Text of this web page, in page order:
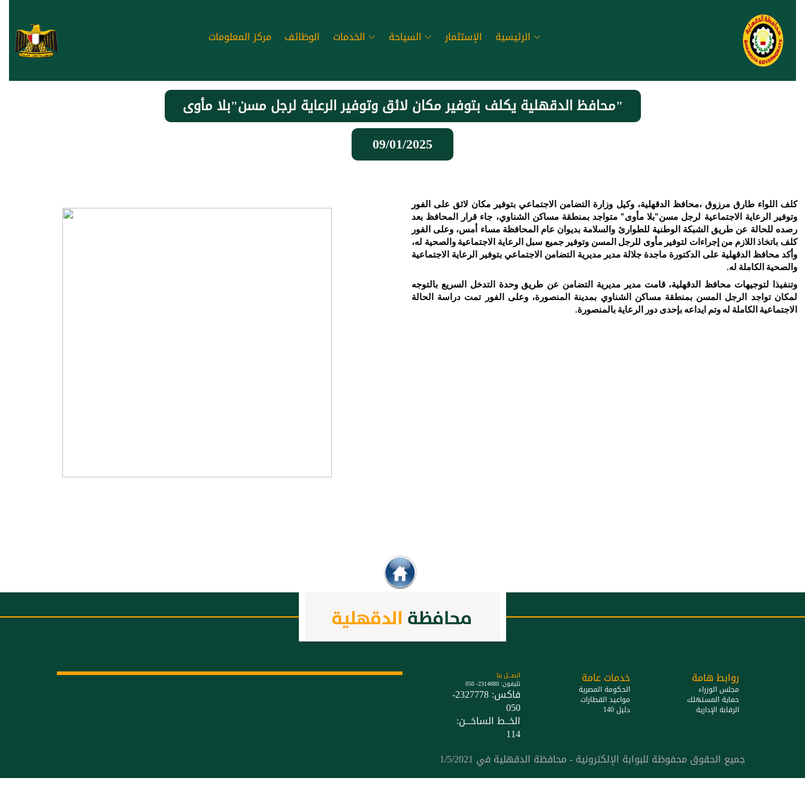
مركز المعلومات الوظائف الخدمات السياحة الإستثمار الرئيسية
محافظ الدقهلية يكلف بتوفير مكان لائق وتوفير الرعاية لرجل مسن"بلا مأوى"
09/01/2025
كلف اللواء طارق مرزوق ،محافظ الدقهلية، وكيل وزارة التضامن الاجتماعي بتوفير مكان لائق على الفور
وتوفير الرعاية الاجتماعية لرجل مسن"بلا مأوى" متواجد بمنطقة مساكن الشناوي، جاء قرار المحافظ بعد
رصده للحالة عن طريق الشبكة الوطنية للطوارئ والسلامة بديوان عام المحافظة مساء أمس، وعلى الفور
كلف باتخاذ اللازم من إجراءات لتوفير مأوى للرجل المسن وتوفيرجميع سبل الرعاية الاجتماعية والصحية له،
وأكد محافظ الدقهلية على الدكتورة ماجدة جلالة مدير مديرية التضامن الاجتماعي بتوفير الرعاية الاجتماعية
والصحية الكاملة له.
وتنفيذا لتوجيهات محافظ الدقهلية، قامت مدير مديرية التضامن عن طريق وحدة التدخل السريع بالتوجه
لمكان تواجد الرجل المسن بمنطقة مساكن الشناوي بمدينة المنصورة، وعلى الفور تمت دراسة الحالة
الاجتماعية الكاملة له وتم ايداعه بإحدى دور الرعاية بالمنصورة.
روابط هامة
مجلس الوزراء
حماية المستهلك
الرقابة الإدارية
خدمات عامة
الحكومة المصرية
مواعيد القطارات
دليل 140
اتصـــل بنا
تليفون: 2314880- 050
فاكس: 2327778-
050
الخــط الساخـــن:
114
جميع الحقوق محفوظة للبوابة الإلكترونية - محافظة الدقهلية في 1/5/2021